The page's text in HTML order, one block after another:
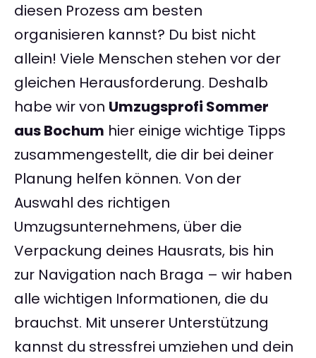
diesen Prozess am besten
organisieren kannst? Du bist nicht
allein! Viele Menschen stehen vor der
gleichen Herausforderung. Deshalb
habe wir von Umzugsprofi Sommer
aus Bochum hier einige wichtige Tipps
zusammengestellt, die dir bei deiner
Planung helfen können. Von der
Auswahl des richtigen
Umzugsunternehmens, über die
Verpackung deines Hausrats, bis hin
zur Navigation nach Braga – wir haben
alle wichtigen Informationen, die du
brauchst. Mit unserer Unterstützung
kannst du stressfrei umziehen und dein